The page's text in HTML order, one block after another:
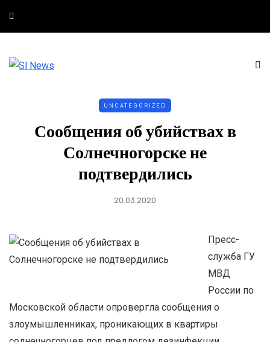
UNCATEGORIZED
Сообщения об убийствах в
Солнечногорске не
подтвердились
20.03.2020
Пресс-
служба ГУ
МВД
России по
Московской области опровергла сообщения о
злоумышленниках, проникающих в квартиры